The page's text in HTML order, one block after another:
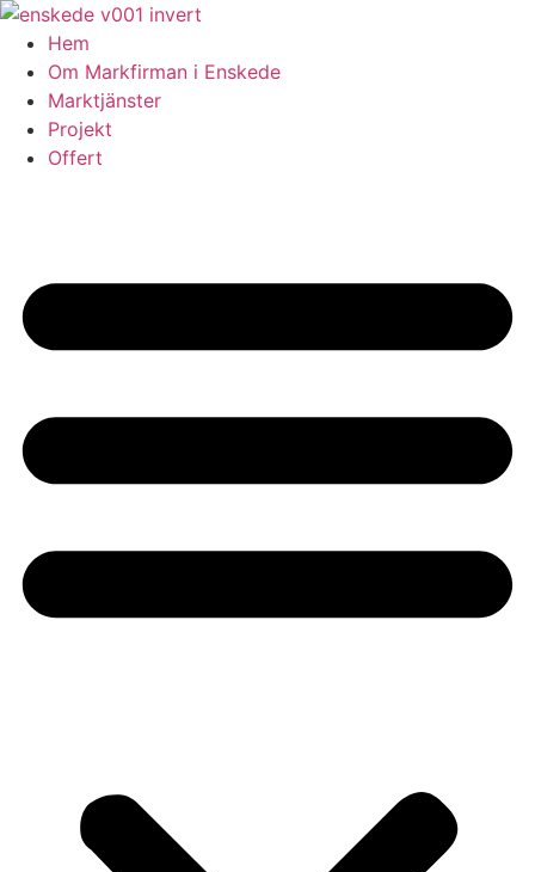
Skip
content
Hem
Om Markfirman i Enskede
Marktjänster
Projekt
Offert